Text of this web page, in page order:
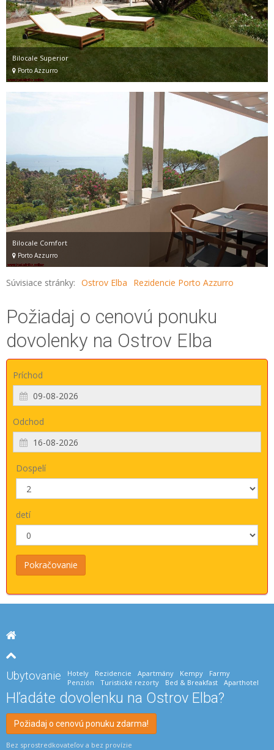
Bilocale Superior
Porto Azzurro
Bilocale Comfort
Porto Azzurro
Súvisiace stránky: Ostrov Elba Rezidencie Porto Azzurro
Požiadaj o cenovú ponuku
dovolenky na Ostrov Elba
Príchod
Odchod
Dospelí
detí
Ubytovanie Hotely Rezidencie Apartmány Kempy
Farmy
Penzión
Turistické rezorty Bed & Breakfast Aparthotel
Hľadáte dovolenku na Ostrov Elba?
Požiadaj o cenovú ponuku zdarma!
Bez sprostredkovateľov a bez provízie